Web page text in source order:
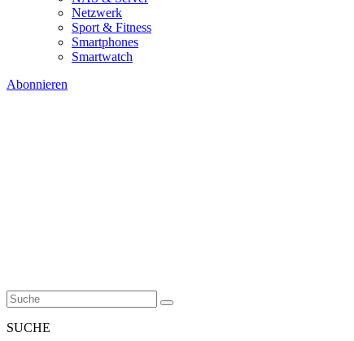
Netzwerk
Sport & Fitness
Smartphones
Smartwatch
Abonnieren
SUCHE